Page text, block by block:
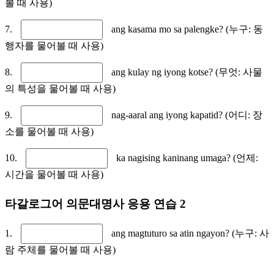
볼 때 사용)
7.
ang kasama mo sa palengke? (누구: 동
행자를 물어볼 때 사용)
8.
ang kulay ng iyong kotse? (무엇: 사물
의 특성을 물어볼 때 사용)
9.
nag-aaral ang iyong kapatid? (어디: 장
소를 물어볼 때 사용)
10.
ka nagising kaninang umaga? (언제:
시간을 물어볼 때 사용)
타갈로그어 의문대명사 응용 연습 2
1.
ang magtuturo sa atin ngayon? (누구: 사
람 주체를 물어볼 때 사용)